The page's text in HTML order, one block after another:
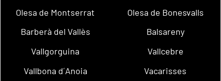
Olesa de Montserrat
Olesa de Bonesvalls
Barberà del Vallès
Balsareny
Vallgorguina
Vallcebre
Vallbona d´Anoia
Vacarisses